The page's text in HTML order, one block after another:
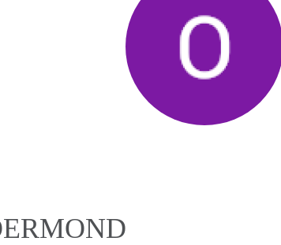
Wat is
Alle